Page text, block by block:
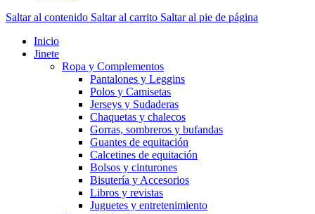
Saltar al contenido Saltar al carrito Saltar al pie de página
Inicio
Jinete
Ropa y Complementos
Pantalones y Leggins
Polos y Camisetas
Jerseys y Sudaderas
Chaquetas y chalecos
Gorras, sombreros y bufandas
Guantes de equitación
Calcetines de equitación
Bolsos y cinturones
Bisutería y Accesorios
Libros y revistas
Juguetes y entretenimiento